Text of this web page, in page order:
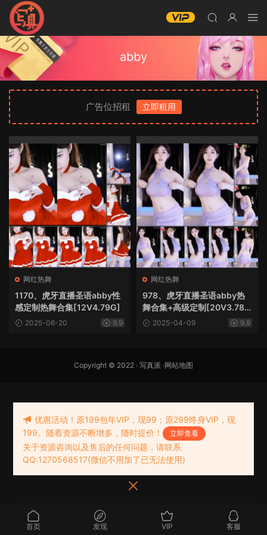
abby
广告位招租 立即租用
网红热舞
1170、虎牙直播圣语abby性
感定制热舞合集[12V4.79G]
2025-06-20 9.9
网红热舞
978、虎牙直播圣语abby热
舞合集+高级定制[20V3.78
G] 2025-04-09 9.9
Copyright © 2022 · 写真派 ·网站地图
首页 发现 VIP 客服
优惠活动！原199包年VIP，现99；原299终身VIP，现
199。随着资源不断增多，随时提价！
立即查看
关于资源咨询以及售后的任何问题，请联系
QQ:1270568517(微信不用加了已无法使用)